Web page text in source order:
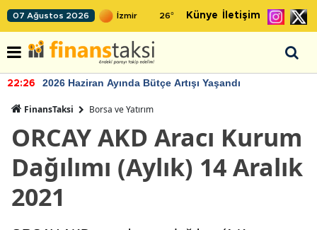
07 Ağustos 2026 26° Künye İletişim
22:26 2026 Haziran Ayında Bütçe Artışı Yaşandı
FinansTaksi Borsa ve Yatırım
ORCAY AKD Aracı Kurum
Dağılımı (Aylık) 14 Aralık
2021